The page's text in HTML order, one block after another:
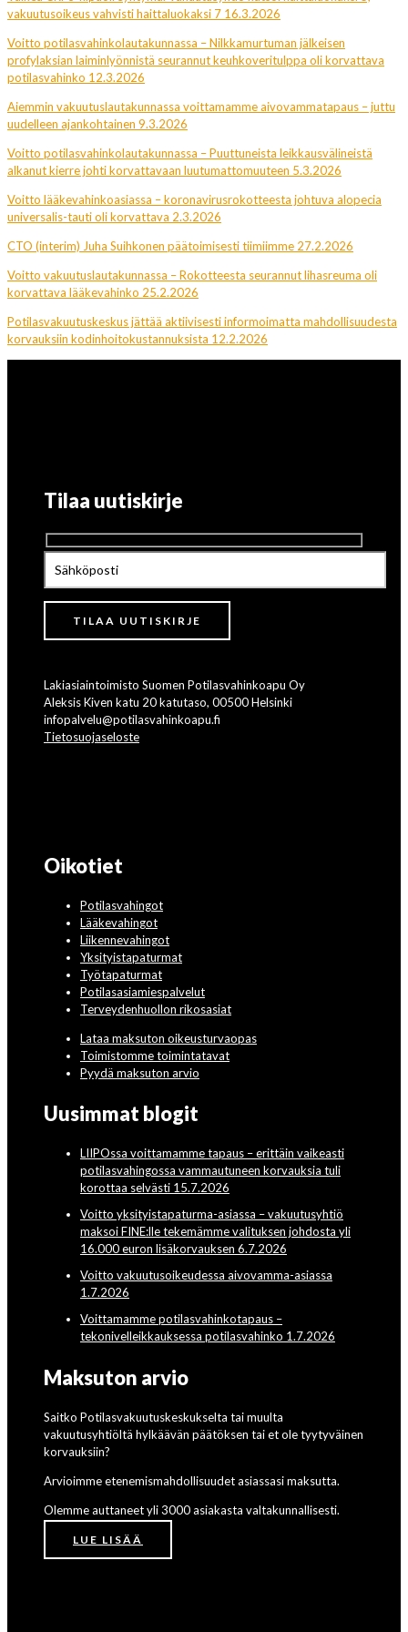
vakuutusoikeus vahvisti haittaluokaksi 7 16.3.2026
Voitto potilasvahinkolautakunnassa – Nilkkamurtuman jälkeisen
profylaksian laiminlyönnistä seurannut keuhkoveritulppa oli korvattava
potilasvahinko 12.3.2026
Aiemmin vakuutuslautakunnassa voittamamme aivovammatapaus – juttu
uudelleen ajankohtainen 9.3.2026
Voitto potilasvahinkolautakunnassa – Puuttuneista leikkausvälineistä
alkanut kierre johti korvattavaan luutumattomuuteen 5.3.2026
Voitto lääkevahinkoasiassa – koronavirusrokotteesta johtuva alopecia
universalis-tauti oli korvattava 2.3.2026
CTO (interim) Juha Suihkonen päätoimisesti tiimiimme 27.2.2026
Voitto vakuutuslautakunnassa – Rokotteesta seurannut lihasreuma oli
korvattava lääkevahinko 25.2.2026
Potilasvakuutuskeskus jättää aktiivisesti informoimatta mahdollisuudesta
korvauksiin kodinhoitokustannuksista 12.2.2026
Tilaa uutiskirje
Lakiasiaintoimisto Suomen Potilasvahinkoapu Oy
Aleksis Kiven katu 20 katutaso, 00500 Helsinki
infopalvelu@potilasvahinkoapu.fi
Tietosuojaseloste
Oikotiet
Potilasvahingot
Lääkevahingot
Liikennevahingot
Yksityistapaturmat
Työtapaturmat
Potilasasiamiespalvelut
Terveydenhuollon rikosasiat
Lataa maksuton oikeusturvaopas
Toimistomme toimintatavat
Pyydä maksuton arvio
Uusimmat blogit
LIIPOssa voittamamme tapaus – erittäin vaikeasti
potilasvahingossa vammautuneen korvauksia tuli
korottaa selvästi 15.7.2026
Voitto yksityistapaturma-asiassa – vakuutusyhtiö
maksoi FINE:lle tekemämme valituksen johdosta yli
16.000 euron lisäkorvauksen 6.7.2026
Voitto vakuutusoikeudessa aivovamma-asiassa
1.7.2026
Voittamamme potilasvahinkotapaus –
tekonivelleikkauksessa potilasvahinko 1.7.2026
Maksuton arvio
Saitko Potilasvakuutuskeskukselta tai muulta
vakuutusyhtiöltä hylkäävän päätöksen tai et ole tyytyväinen
korvauksiin?
Arvioimme etenemismahdollisuudet asiassasi maksutta.
Olemme auttaneet yli 3000 asiakasta valtakunnallisesti.
LUE LISÄÄ